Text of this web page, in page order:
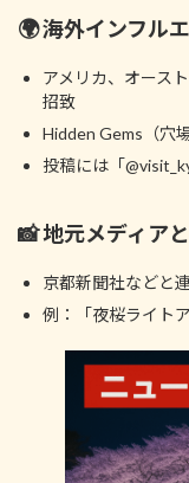
🌍 海外インフル
アメリカ、オース
招致
Hidden Gems（穴
投稿には「
📸 地元メディア
京都新聞社などと
例：「夜桜ライト